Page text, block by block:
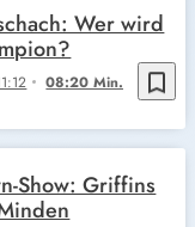
bookmark_border
08:20 Min.
Wer wird
Show: Griffins